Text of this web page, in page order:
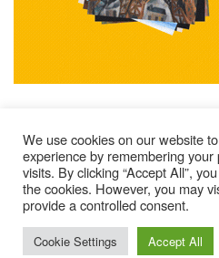
Mentions Légales
Lire Les Anciens N°
S’abonner
©
We use cookies on our website
experience by remembering
visits. By clicking “Accept All”,
the cookies. However, you may
provide a controlled consent.
Cookie Settings Accept All